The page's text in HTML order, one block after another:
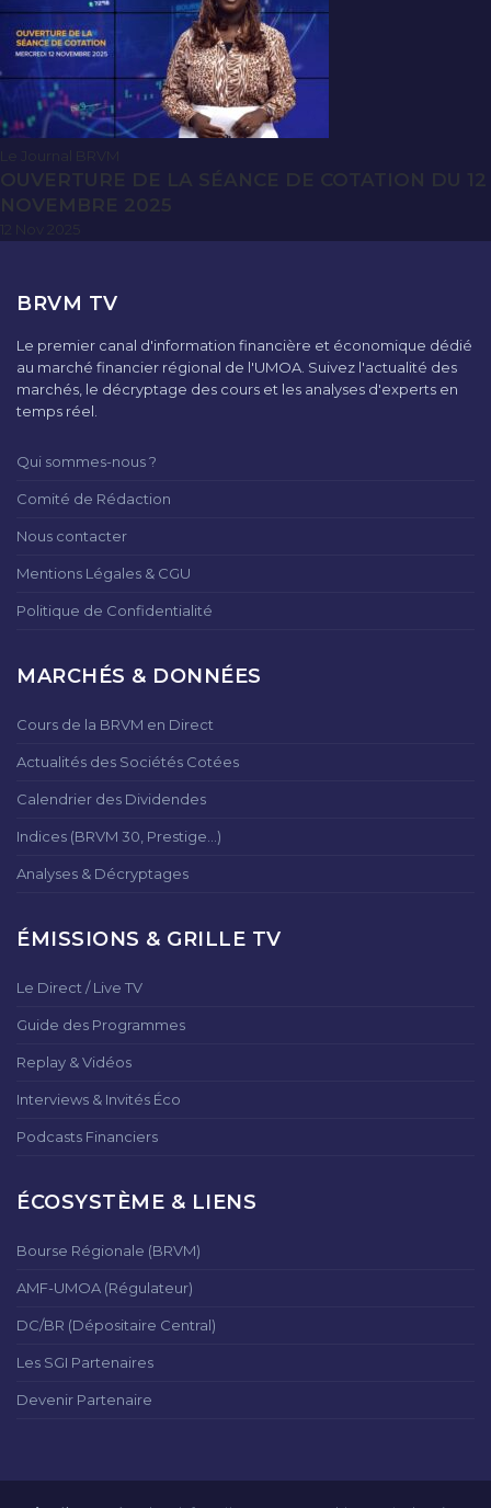
Le Journal BRVM
OUVERTURE DE LA SÉANCE DE COTATION DU 12
NOVEMBRE 2025
BRVM TV
Le premier canal d'information financière et économique dédié
au marché financier régional de l'UMOA. Suivez l'actualité des
marchés, le décryptage des cours et les analyses d'experts en
temps réel.
Qui sommes-nous ?
Comité de Rédaction
Nous contacter
Mentions Légales & CGU
Politique de Confidentialité
MARCHÉS & DONNÉES
Cours de la BRVM en Direct
Actualités des Sociétés Cotées
Calendrier des Dividendes
Indices (BRVM 30, Prestige...)
Analyses & Décryptages
ÉMISSIONS & GRILLE TV
Le Direct / Live TV
Guide des Programmes
Replay & Vidéos
Interviews & Invités Éco
Podcasts Financiers
ÉCOSYSTÈME & LIENS
Bourse Régionale (BRVM)
AMF-UMOA (Régulateur)
DC/BR (Dépositaire Central)
Les SGI Partenaires
Devenir Partenaire